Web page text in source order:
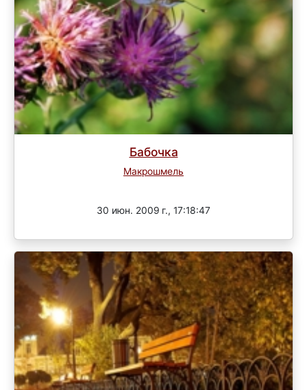
Бабочка
Макрошмель
30 июн. 2009 г., 17:18:47